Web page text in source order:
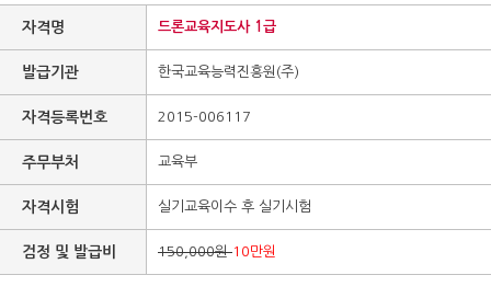
자격명 드론교육지도사 1급
발급기관 한국교육능력진흥원(주)
자격등록번호 2015-006117
주무부처 교육부
자격시험 실기교육이수 후 실기시험
검정 및 발급비 150,000원10만원